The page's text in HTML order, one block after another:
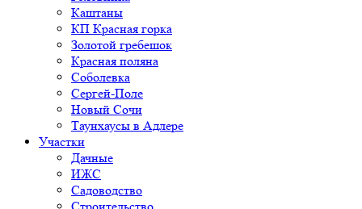
Каштаны
КП Красная горка
Золотой гребешок
Красная поляна
Соболевка
Сергей-Поле
Новый Сочи
Таунхаусы в Адлере
Участки
Дачные
ИЖС
Садоводство